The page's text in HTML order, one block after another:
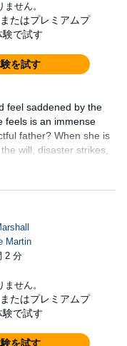
せん。
たはプレミアムプ
で試す
を試す
feel saddened by the
feels is an immense
father? When she is
will, disaster strikes,
Martin
2 分
せん。
たはプレミアムプ
で試す
を試す